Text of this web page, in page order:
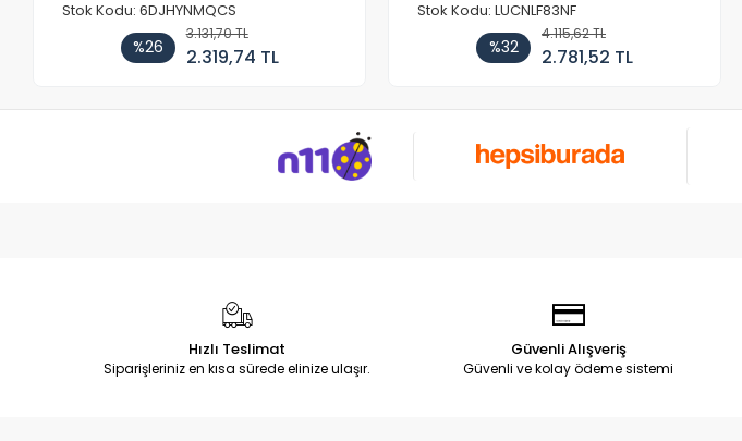
Stok Kodu: 6DJHYNMQCS
%26
3.131,70 TL
2.319,74 TL
Stok Kodu: LUCNLF83NF
%32
4.115,62 TL
2.781,52 TL
Hızlı Teslimat
Siparişleriniz en kısa sürede elinize ulaşır.
Güvenli Alışveriş
Güvenli ve kolay ödeme sistemi